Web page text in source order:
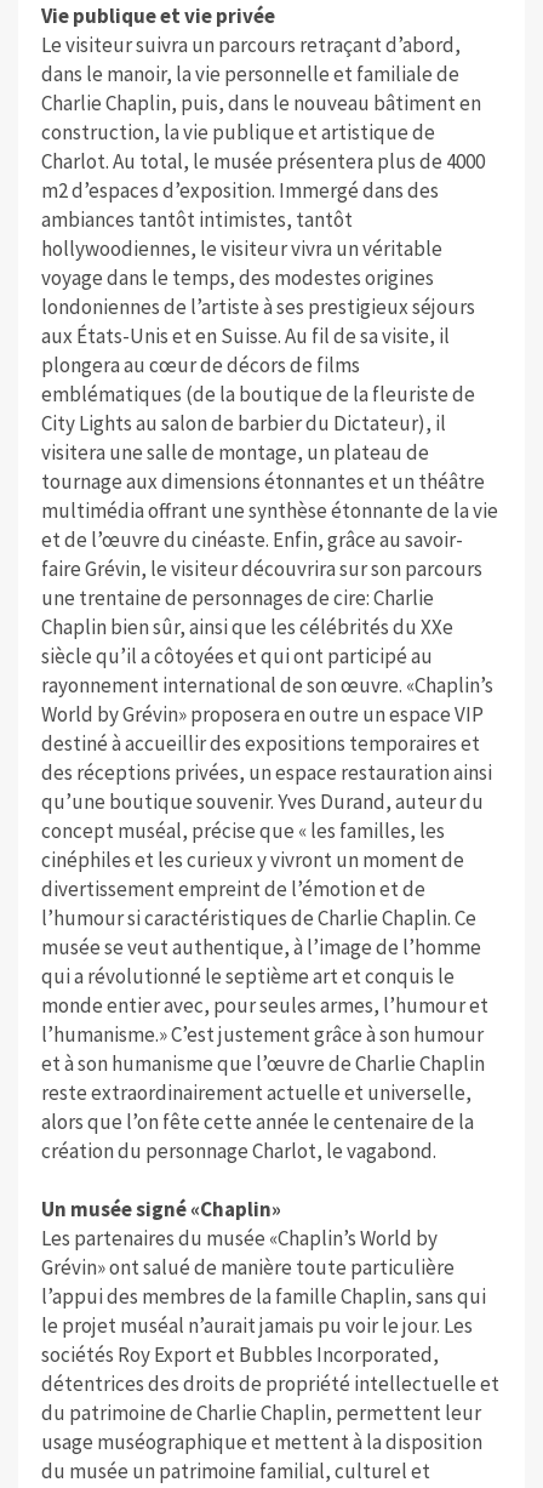
Vie publique et vie privée
Le visiteur suivra un parcours retraçant d’abord,
dans le manoir, la vie personnelle et familiale de
Charlie Chaplin, puis, dans le nouveau bâtiment en
construction, la vie publique et artistique de
Charlot. Au total, le musée présentera plus de 4000
m2 d’espaces d’exposition. Immergé dans des
ambiances tantôt intimistes, tantôt
hollywoodiennes, le visiteur vivra un véritable
voyage dans le temps, des modestes origines
londoniennes de l’artiste à ses prestigieux séjours
aux États-Unis et en Suisse. Au fil de sa visite, il
plongera au cœur de décors de films
emblématiques (de la boutique de la fleuriste de
City Lights au salon de barbier du Dictateur), il
visitera une salle de montage, un plateau de
tournage aux dimensions étonnantes et un théâtre
multimédia offrant une synthèse étonnante de la vie
et de l’œuvre du cinéaste. Enfin, grâce au savoir-
faire Grévin, le visiteur découvrira sur son parcours
une trentaine de personnages de cire: Charlie
Chaplin bien sûr, ainsi que les célébrités du XXe
siècle qu’il a côtoyées et qui ont participé au
rayonnement international de son œuvre. «Chaplin’s
World by Grévin» proposera en outre un espace VIP
destiné à accueillir des expositions temporaires et
des réceptions privées, un espace restauration ainsi
qu’une boutique souvenir. Yves Durand, auteur du
concept muséal, précise que « les familles, les
cinéphiles et les curieux y vivront un moment de
divertissement empreint de l’émotion et de
l’humour si caractéristiques de Charlie Chaplin. Ce
musée se veut authentique, à l’image de l’homme
qui a révolutionné le septième art et conquis le
monde entier avec, pour seules armes, l’humour et
l’humanisme.» C’est justement grâce à son humour
et à son humanisme que l’œuvre de Charlie Chaplin
reste extraordinairement actuelle et universelle,
alors que l’on fête cette année le centenaire de la
création du personnage Charlot, le vagabond.
Un musée signé «Chaplin»
Les partenaires du musée «Chaplin’s World by
Grévin» ont salué de manière toute particulière
l’appui des membres de la famille Chaplin, sans qui
le projet muséal n’aurait jamais pu voir le jour. Les
sociétés Roy Export et Bubbles Incorporated,
détentrices des droits de propriété intellectuelle et
du patrimoine de Charlie Chaplin, permettent leur
usage muséographique et mettent à la disposition
du musée un patrimoine familial, culturel et